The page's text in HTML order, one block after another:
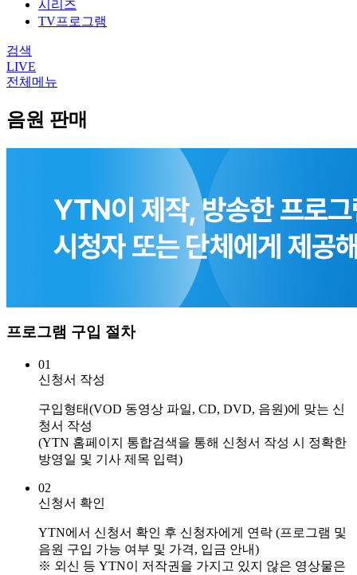
시리즈
TV프로그램
검색
LIVE
전체메뉴
음원 판매
프로그램 구입 절차
01
신청서 작성
구입형태(VOD 동영상 파일, CD, DVD, 음원)에 맞는 신
청서 작성
(YTN 홈페이지 통합검색을 통해 신청서 작성 시 정확한
방영일 및 기사 제목 입력)
02
신청서 확인
YTN에서 신청서 확인 후 신청자에게 연락 (프로그램 및
음원 구입 가능 여부 및 가격, 입금 안내)
※ 외신 등 YTN이 저작권을 가지고 있지 않은 영상물은